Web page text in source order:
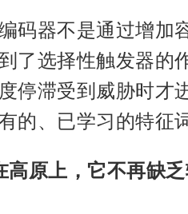
码器不是通过增
了选择性触发器的
停滞受到威胁时才
的、已学习的特征
高原上，它不再缺